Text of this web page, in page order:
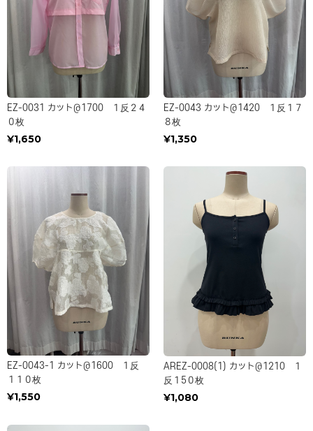
EZ-0031 カット＠1700 １反２４
０枚
¥1,650
EZ-0043 カット＠1420 １反１７
８枚
¥1,350
EZ-0043-1 カット＠1600 １反
１１０枚
¥1,550
AREZ-0008(1) カット＠1210 １
反１5０枚
¥1,080